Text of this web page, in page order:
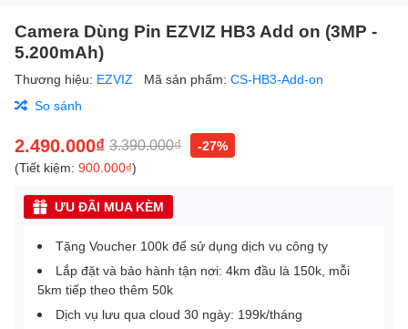
Camera Dùng Pin EZVIZ HB3 Add on (3MP -
5.200mAh)
Thương hiệu: EZVIZ Mã sản phẩm: CS-HB3-Add-on
So sánh
2.490.000₫ 3.390.000₫
-27%
(Tiết kiệm: 900.000₫)
ƯU ĐÃI MUA KÈM
Tặng Voucher 100k để sử dụng dịch vụ công ty
Lắp đặt và bảo hành tận nơi: 4km đầu là 150k, mỗi
5km tiếp theo thêm 50k
Dịch vụ lưu qua cloud 30 ngày: 199k/tháng